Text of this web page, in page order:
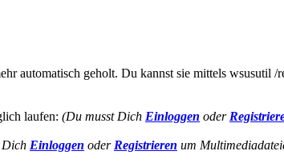
automatisch geholt. Du kannst sie mittels wsusutil
laufen: (Du musst Dich Einloggen oder
Dich Einloggen oder Registrieren um